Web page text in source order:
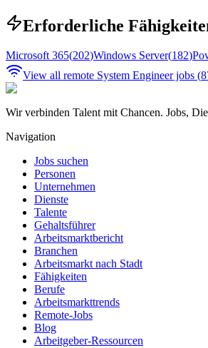
Erforderliche
Microsoft 365(202)Windows Server(182)
View all remote System Engineerjobs (
Wir verbinden Talent mit Chancen. Jobs,
Navigation
Jobs suchen
Personen
Unternehmen
Dienste
Talente
Gehaltsführer
Arbeitsmarktbericht
Branchen
Arbeitsmarkt nach Stadt
Fähigkeiten
Berufe
Arbeitsmarkttrends
Remote-Jobs
Blog
Arbeitgeber-Ressourcen